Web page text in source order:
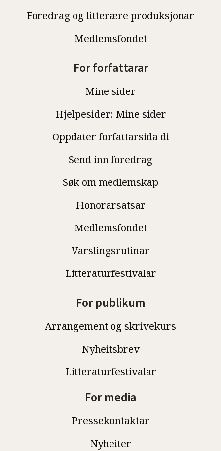
Foredrag og litterære produksjonar
Medlemsfondet
For forfattarar
Mine sider
Hjelpesider: Mine sider
Oppdater forfattarsida di
Send inn foredrag
Søk om medlemskap
Honorarsatsar
Medlemsfondet
Varslingsrutinar
Litteraturfestivalar
For publikum
Arrangement og skrivekurs
Nyheitsbrev
Litteraturfestivalar
For media
Pressekontaktar
Nyheiter